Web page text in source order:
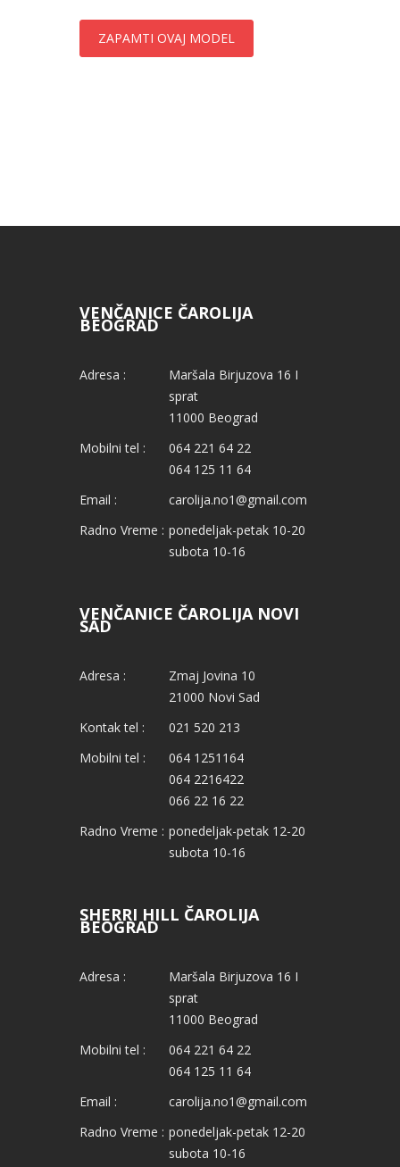
ZAPAMTI OVAJ MODEL
VENČANICE ČAROLIJA
BEOGRAD
Adresa :
Maršala Birjuzova 16 I
sprat
11000 Beograd
Mobilni tel :
064 221 64 22
064 125 11 64
Email :
carolija.no1@gmail.com
Radno Vreme : ponedeljak-petak 10-20
subota 10-16
VENČANICE ČAROLIJA NOVI
SAD
Adresa :
Zmaj Jovina 10
21000 Novi Sad
Kontak tel :
021 520 213
Mobilni tel :
064 1251164
064 2216422
066 22 16 22
Radno Vreme : ponedeljak-petak 12-20
subota 10-16
SHERRI HILL ČAROLIJA
BEOGRAD
Adresa :
Maršala Birjuzova 16 I
sprat
11000 Beograd
Mobilni tel :
064 221 64 22
064 125 11 64
Email :
carolija.no1@gmail.com
Radno Vreme : ponedeljak-petak 12-20
subota 10-16